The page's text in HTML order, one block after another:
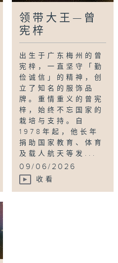
领带大王—曾
宪梓
出生于广东梅州的曾
宪梓，一直坚守「勤
俭诚信」的精神，创
立了知名的服饰品
牌。重情重义的曾宪
梓，始终不忘国家的
栽培与支持。自
1978年起，他长年
捐助国家教育、体育
及载人航天等发...
09/06/2026
收看